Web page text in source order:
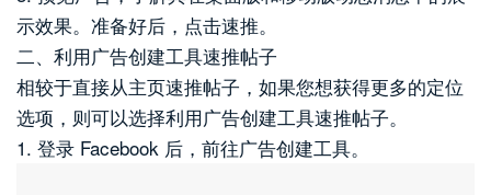
示效果。准备好后，点击速推。
二、利用广告创建工具速推帖子
相较于直接从主页速推帖子，如果您想获得更多的定位
选项，则可以选择利用广告创建工具速推帖子。
1. 登录 Facebook 后，前往广告创建工具。